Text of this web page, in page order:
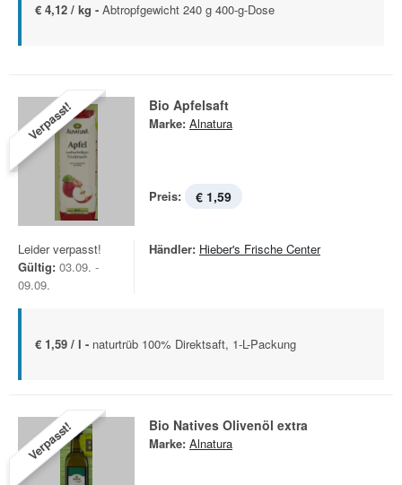
€ 4,12 / kg - Abtropfgewicht 240 g 400-g-Dose
Verpasst! Bio Apfelsaft
Marke: Alnatura
Preis: € 1,59
Leider verpasst!
Gültig: 03.09. -
09.09.
Händler: Hieber's Frische Center
€ 1,59 / l - naturtrüb 100% Direktsaft, 1-L-Packung
Verpasst! Bio Natives Olivenöl extra
Marke: Alnatura